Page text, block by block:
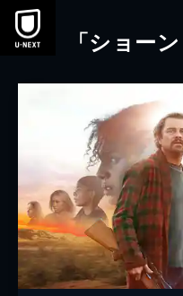
本文へスキップ
「ショー